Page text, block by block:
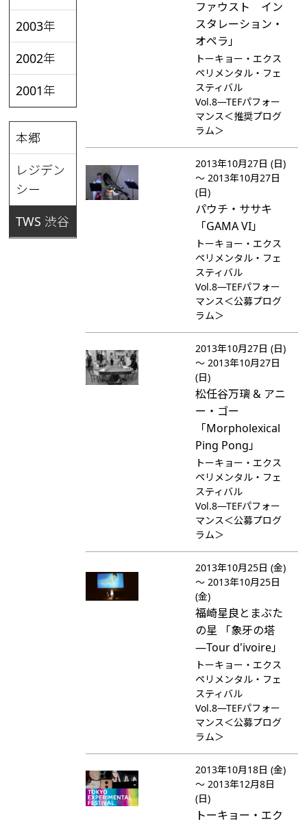
2003年
2002年
2001年
本郷
レジデン
シー
TWS 渋谷
ファウスト イン
スタレーション・
オペラ」
トーキョー・エクス
ペリメンタル・フェ
スティバル
Vol.8―TEFパフォー
マンス＜推奨プログ
ラム＞
2013年10月27日 (日)
～ 2013年10月27日
(日)
パウチ・ササキ
「GAMA VI」
トーキョー・エクス
ペリメンタル・フェ
スティバル
Vol.8―TEFパフォー
マンス＜公募プログ
ラム＞
2013年10月27日 (日)
～ 2013年10月27日
(日)
松任谷万璃 & アニ
ー・ゴー
「Morpholexical
Ping Pong」
トーキョー・エクス
ペリメンタル・フェ
スティバル
Vol.8―TEFパフォー
マンス＜公募プログ
ラム＞
2013年10月25日 (金)
～ 2013年10月25日
(金)
福崎星良とまぶた
の星 「象牙の塔
―Tour d'ivoire」
トーキョー・エクス
ペリメンタル・フェ
スティバル
Vol.8―TEFパフォー
マンス＜公募プログ
ラム＞
2013年10月18日 (金)
～ 2013年12月8日
(日)
トーキョー・エク